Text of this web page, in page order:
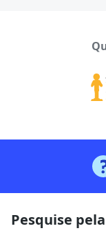
Pesquise